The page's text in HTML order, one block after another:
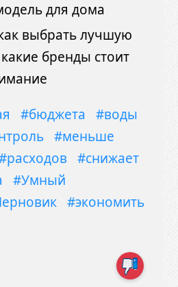
для дома
выбрать лучшую
бренды стоит
#бюджета
#воды
#меньше
#снижает
#Умный
#экономить